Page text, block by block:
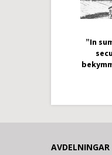
”In
AVDELNINGAR